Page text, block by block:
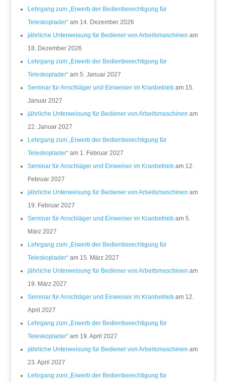
Lehrgang zum „Erwerb der Bedienberechtigung für
Teleskoplader“am 14. Dezember 2026
jährliche Unterweisung für Bediener von Arbeitsmaschinen am
18. Dezember 2026
Lehrgang zum „Erwerb der Bedienberechtigung für
Teleskoplader“am 5. Januar 2027
Seminar für Anschläger und Einweiser im Kranbetriebam 15.
Januar 2027
jährliche Unterweisung für Bediener von Arbeitsmaschinen am
22. Januar 2027
Lehrgang zum „Erwerb der Bedienberechtigung für
Teleskoplader“am 1. Februar 2027
Seminar für Anschläger und Einweiser im Kranbetriebam 12.
Februar 2027
jährliche Unterweisung für Bediener von Arbeitsmaschinen am
19. Februar 2027
Seminar für Anschläger und Einweiser im Kranbetriebam 5.
März 2027
Lehrgang zum „Erwerb der Bedienberechtigung für
Teleskoplader“am 15. März 2027
jährliche Unterweisung für Bediener von Arbeitsmaschinen am
19. März 2027
Seminar für Anschläger und Einweiser im Kranbetriebam 12.
April 2027
Lehrgang zum „Erwerb der Bedienberechtigung für
Teleskoplader“am 19. April 2027
jährliche Unterweisung für Bediener von Arbeitsmaschinen am
23. April 2027
Lehrgang zum „Erwerb der Bedienberechtigung für